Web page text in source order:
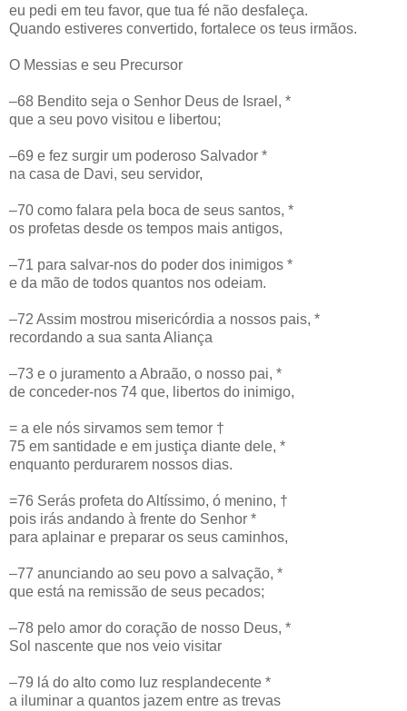
eu pedi em teu favor, que tua fé não desfaleça.
Quando estiveres convertido, fortalece os teus irmãos.
O Messias e seu Precursor
–68 Bendito seja o Senhor Deus de Israel, *
que a seu povo visitou e libertou;
–69 e fez surgir um poderoso Salvador *
na casa de Davi, seu servidor,
–70 como falara pela boca de seus santos, *
os profetas desde os tempos mais antigos,
–71 para salvar-nos do poder dos inimigos *
e da mão de todos quantos nos odeiam.
–72 Assim mostrou misericórdia a nossos pais, *
recordando a sua santa Aliança
–73 e o juramento a Abraão, o nosso pai, *
de conceder-nos 74 que, libertos do inimigo,
= a ele nós sirvamos sem temor †
75 em santidade e em justiça diante dele, *
enquanto perdurarem nossos dias.
=76 Serás profeta do Altíssimo, ó menino, †
pois irás andando à frente do Senhor *
para aplainar e preparar os seus caminhos,
–77 anunciando ao seu povo a salvação, *
que está na remissão de seus pecados;
–78 pelo amor do coração de nosso Deus, *
Sol nascente que nos veio visitar
–79 lá do alto como luz resplandecente *
a iluminar a quantos jazem entre as trevas